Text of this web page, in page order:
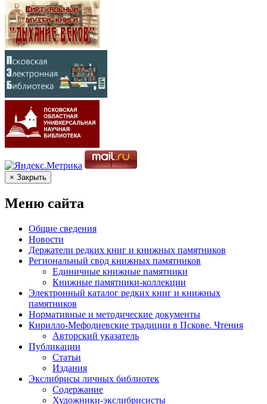
× Закрыть
Меню сайта
Общие сведения
Новости
Держатели редких книг и книжных памятников
Региональный свод книжных памятников
Единичные книжные памятники
Книжные памятники-коллекции
Электронный каталог редких книг и книжных
памятников
Нормативные и методические документы
Кирилло-Мефодиевские традиции в Пскове. Чтения
Авторский указатель
Публикации
Статьи
Издания
Экслибрисы личных библиотек
Содержание
Художники-экслибрисисты